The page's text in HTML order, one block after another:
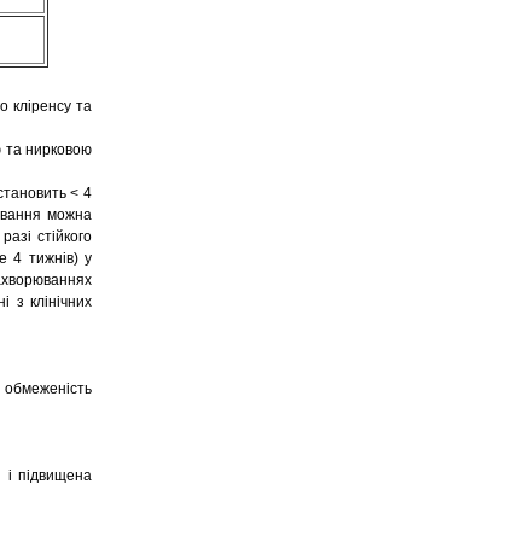
кліренсу та
та нирковою
< 4
можна
стійкого
4 тижнів) у
з клінічних
і підвищена